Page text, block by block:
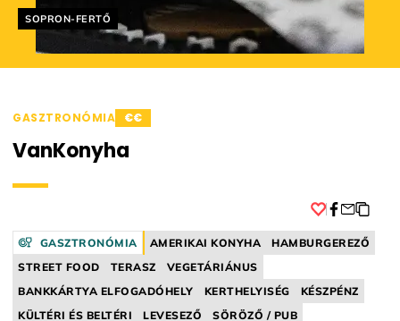
Helyszín címkék:
SOPRON-FERTŐ
GASZTRONÓMIA €€
VanKonyha
GASZTRONÓMIA AMERIKAI KONYHA
HAMBURGEREZŐ
STREET FOOD
TERASZ
VEGETÁRIÁNUS
BANKKÁRTYA ELFOGADÓHELY
KERTHELYISÉG
KÉSZPÉNZ
KÜLTÉRI ÉS BELTÉRI
LEVESEZŐ SÖRÖZŐ / PUB